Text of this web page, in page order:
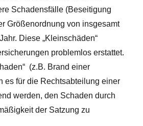
Schadensfälle (Beseitigung
Größenordnung von insgesamt
Diese „Kleinschäden“
problemlos erstattet.
(z.B. Brand einer
es für die Rechtsabteilung einer
werden, den Schaden durch
der Satzung zu